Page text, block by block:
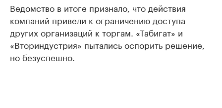
Ведомство в итоге признало, что действия
компаний привели к ограничению доступа
других организаций к торгам. «Табигат» и
«Вториндустрия» пытались оспорить решение,
но безуспешно.